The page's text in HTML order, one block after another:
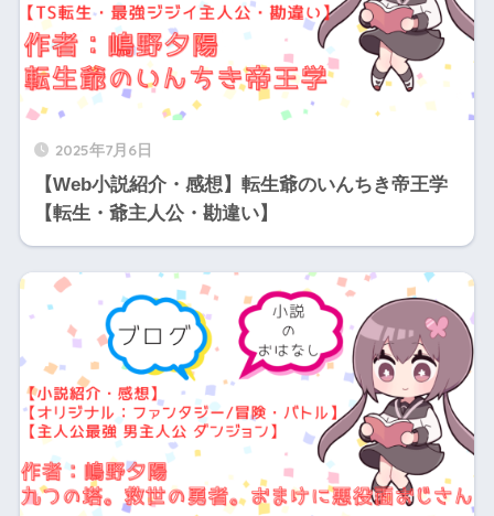
2025年7月6日
【Web小説紹介・感想】転生爺のいんちき帝王学
【転生・爺主人公・勘違い】